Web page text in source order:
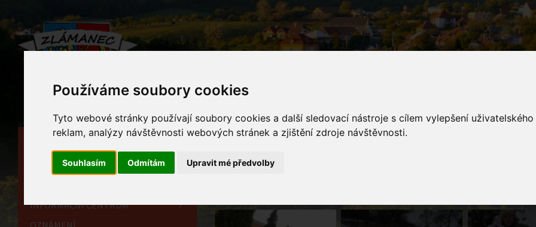
Používáme soubory cookies
Tyto webové stránky používají soubory cookies a další sledovací nástroje s cílem vylepšení
reklam, analýzy návštěvnosti webových stránek a zjištění zdroje návštěvnosti.
Souhlasím Odmítám Upravit mé předvolby
OBECNÍ ÚŘAD
INFORMAČNÍ CENTRUM